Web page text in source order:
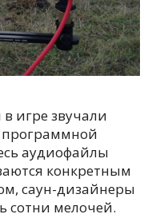
игре звучали
программной
аудиофайлы
конкретным
саун-дизайнеры
сотни мелочей.